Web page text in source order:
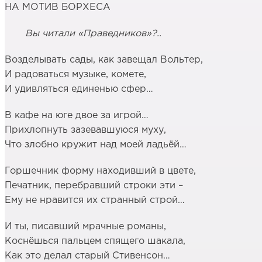
НА МОТИВ БОРХЕСА
Вы читали «Праведников»?..
Возделывать сады, как завещал Вольтер,
И радоваться музыке, комете,
И удивляться единенью сфер…
В кафе на юге двое за игрой…
Прихлопнуть зазевавшуюся муху,
Что злобно кружит над моей ладьёй…
Горшечник форму находивший в цвете,
Печатник, перебравший строки эти –
Ему не нравится их странный строй…
И ты, писавший мрачные романы,
Коснёшься пальцем спящего шакала,
Как это делал старый Стивенсон…